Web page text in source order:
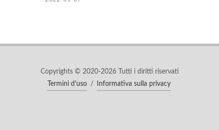
Copyrights © 2020-2026 Tutti i diritti riservati
Termini d'uso
/ Informativa sulla privacy